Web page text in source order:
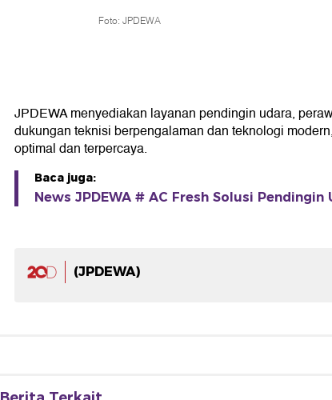
Foto: JPDEWA
JPDEWA menyediakan layanan pendingin udara,
dukungan teknisi berpengalaman dan teknologi
optimal dan terpercaya.
Baca juga:
News JPDEWA # AC Fresh Solusi
(JPDEWA)